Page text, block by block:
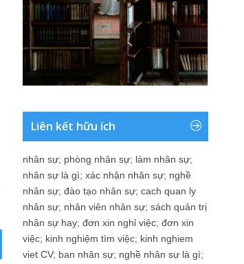
Liên kết hữu ích
nhân sự; phòng nhân sự; làm nhân sự;
nhân sự là gì; xác nhận nhân sự; nghề
nhân sự; đào tạo nhân sự; cach quan ly
nhân sự; nhân viên nhân sự; sách quản trị
nhân sự hay; đơn xin nghỉ việc; đơn xin
việc; kinh nghiệm tìm việc; kinh nghiem
viet CV; ban nhân sự; nghề nhân sự là gì;